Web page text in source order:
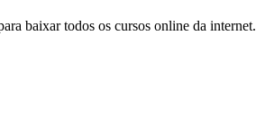
baixar todos os cursos online da internet.